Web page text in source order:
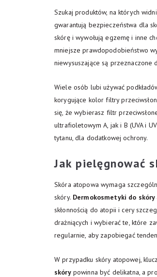
Szukaj produktów, na których
gwarantują bezpieczeństwa dla
skórę i wywołują egzemę i inne
mniejsze prawdopodobieństwo
niewysuszające są
Wiele osób lubi używać
korygujące kolor filtry
się, że wybierasz filtr
ultrafioletowym A, jak i B (UVA i
tytanu, dla dodatkowej ochrony.
Jak pielęgnować
Skóra atopowa wymaga
skóry. Dermokosmetyki do
skłonnością do atopii i cery
drażniących i wybierać te, które
regularnie, aby zapobiegać
W przypadku skóry atopowej,
skórypowinna być delikatna, a